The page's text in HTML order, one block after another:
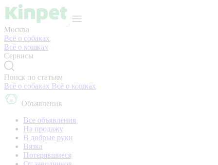
Москва
Всё о собаках
Всё о кошках
Сервисы
Поиск по статьям
Всё о собаках Всё о кошках
Объявления
Все объявления
На продажу
В добрые руки
Вязка
Потерявшиеся